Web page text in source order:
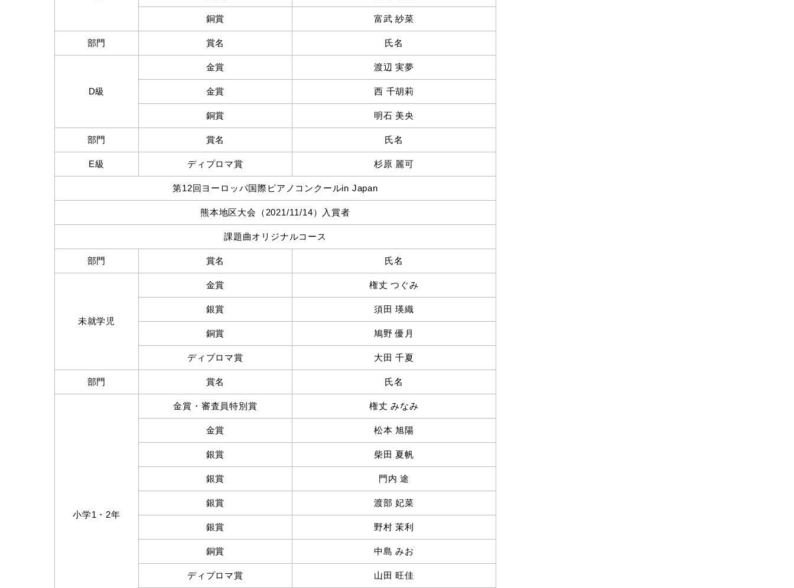
銅賞 富武 紗菜
部門 賞名 氏名
D級
金賞 渡辺 実夢
金賞 西 千胡莉
銅賞 明石 美央
部門 賞名 氏名
E級 ディプロマ賞 杉原 麗可
第12回ヨーロッパ国際ピアノコンクールin Japan
熊本地区大会（2021/11/14）入賞者
課題曲オリジナルコース
部門 賞名 氏名
未就学児
金賞 権丈 つぐみ
銀賞 須田 瑛織
銅賞 鳩野 優月
ディプロマ賞 大田 千夏
部門 賞名 氏名
小学1・2年
金賞・審査員特別賞 権丈 みなみ
金賞 松本 旭陽
銀賞 柴田 夏帆
銀賞 門内 途
銀賞 渡部 妃菜
銀賞 野村 茉利
銅賞 中島 みお
ディプロマ賞 山田 旺佳